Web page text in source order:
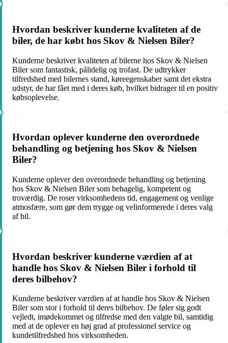
Hvordan beskriver kunderne kvaliteten af de
biler, de har købt hos Skov & Nielsen Biler?
Kunderne beskriver kvaliteten af bilerne hos Skov & Nielsen
Biler som fantastisk, pålidelig og trofast. De udtrykker
tilfredshed med bilernes stand, køreegenskaber samt det ekstra
udstyr, de har fået med i deres køb, hvilket bidrager til en positiv
købsoplevelse.
Hvordan oplever kunderne den overordnede
behandling og betjening hos Skov & Nielsen
Biler?
Kunderne oplever den overordnede behandling og betjening
hos Skov & Nielsen Biler som behagelig, kompetent og
troværdig. De roser virksomhedens tid, engagement og venlige
atmosfære, som gør dem trygge og velinformerede i deres valg
af bil.
Hvordan beskriver kunderne værdien af at
handle hos Skov & Nielsen Biler i forhold til
deres bilbehov?
Kunderne beskriver værdien af at handle hos Skov & Nielsen
Biler som stor i forhold til deres bilbehov. De føler sig godt
vejledt, imødekommet og tilfredse med den valgte bil, samtidig
med at de oplever en høj grad af professionel service og
kundetilfredshed hos virksomheden.